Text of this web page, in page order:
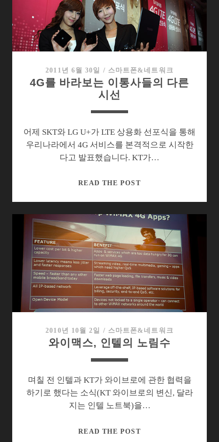
이
번
큼
2011년 6월 30일
/ 스마트폰&네트워크
4G를 바라보는 이통사들의 다른
시선
어제 SKT와 LG U+가 LTE 상용화 선포식을 통해
우리나라에서 4G 서비스를 본격적으로 시작한
다고 발표했습니다. KT가…
READ THE POST4G
라
보
는
이
통
사
들
의
른
시
2010년 10월 2일 / 스마트폰&네트워크
와이맥스, 인텔의 노림수
며칠 전 인텔과 KT가 와이브로에 관한 협력을
하기로 했다는 소식(KT 와이브로의 변신, 달라
지는 인텔 노트북)을…
READ THE POST와